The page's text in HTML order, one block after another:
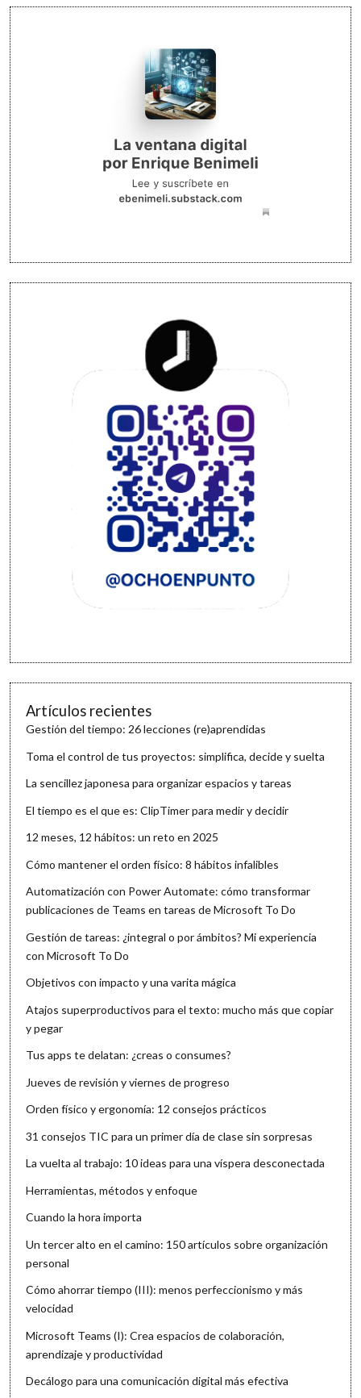
Artículos recientes
Gestión del tiempo: 26 lecciones (re)aprendidas
Toma el control de tus proyectos: simplifica, decide y suelta
La sencillez japonesa para organizar espacios y tareas
El tiempo es el que es: ClipTimer para medir y decidir
12 meses, 12 hábitos: un reto en 2025
Cómo mantener el orden físico: 8 hábitos infalibles
Automatización con Power Automate: cómo transformar
publicaciones de Teams en tareas de Microsoft To Do
Gestión de tareas: ¿integral o por ámbitos? Mi experiencia
con Microsoft To Do
Objetivos con impacto y una varita mágica
Atajos superproductivos para el texto: mucho más que copiar
y pegar
Tus apps te delatan: ¿creas o consumes?
Jueves de revisión y viernes de progreso
Orden físico y ergonomía: 12 consejos prácticos
31 consejos TIC para un primer día de clase sin sorpresas
La vuelta al trabajo: 10 ideas para una víspera desconectada
Herramientas, métodos y enfoque
Cuando la hora importa
Un tercer alto en el camino: 150 artículos sobre organización
personal
Cómo ahorrar tiempo (III): menos perfeccionismo y más
velocidad
Microsoft Teams (I): Crea espacios de colaboración,
aprendizaje y productividad
Decálogo para una comunicación digital más efectiva